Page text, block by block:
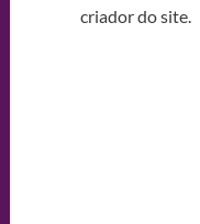
criador do site.